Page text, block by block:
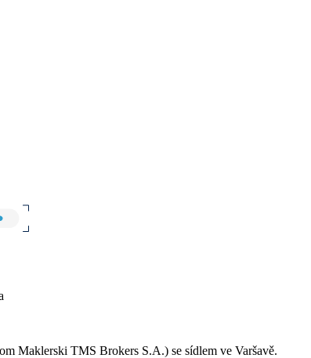
Maklerski TMS Brokers S.A.) se sídlem ve Varšavě.